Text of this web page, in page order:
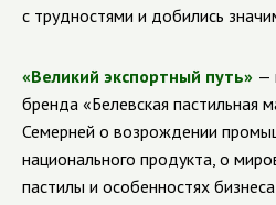
с трудностями и добились
«Великий экспортный путь» —
бренда «Белевская пастильная
Семерней о возрождении
национального продукта, о
пастилы и особенностях